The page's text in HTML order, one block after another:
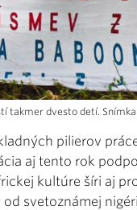
takmer dvesto detí.
pilierov
aj tento rok
kultúre šíri aj
od svetoznámej